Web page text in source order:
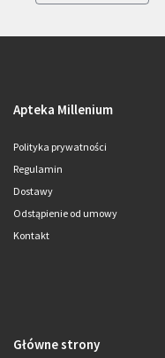
Apteka Millenium
Polityka prywatności
Regulamin
Dostawy
Odstąpienie od umowy
Kontakt
Główne strony